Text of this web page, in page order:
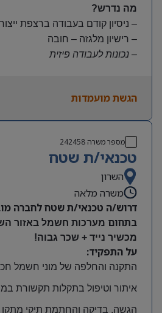
מה נדרש?
– ניסיון קודם בעבודה ברצפת
– רישיון מלגזה – חובה
– נכונות לעבודה פיזית
משרה מלאה | ימים א-ה | 6:30-15:30
קרן השתלמות ובונוסים
עובד חברה מהיום הראשון
מיקום: חדרה
הגשת מועמדות
מספר משרה242458
טכנאי/ת שטח
השרון
משרה מלאה
דרוש/ה טכנאי/ת שטח לחברה
בתחום מערכות חשמל באזור
מכשיר נייד + שכר גבוה!
על התפקיד:
התקנה והחלפה של מוני חשמל
איתור וטיפול בתקלות תקשורת
הגשה, בדיקה והחתמת תיקי